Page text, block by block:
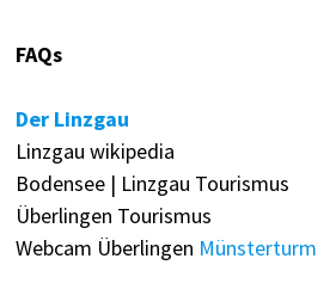
FAQs
Der Linzgau
Linzgau wikipedia
Bodensee | Linzgau Tourismus
Überlingen Tourismus
Webcam Überlingen Münsterturm